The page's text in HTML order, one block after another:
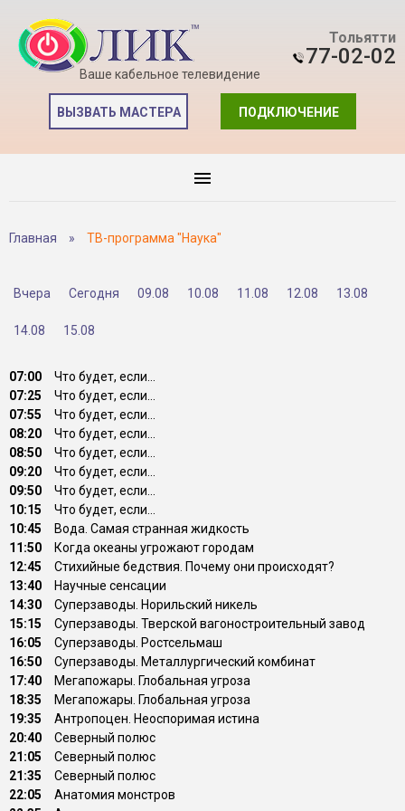
Ваше кабельное телевидение
Тольятти
77-02-02
ПОДКЛЮЧЕНИЕ
ВЫЗВАТЬ МАСТЕРА
Главная » ТВ-программа "Наука"
Вчера Сегодня 09.08 10.08 11.08 12.08 13.08
14.08 15.08
07:00
Что будет, если...
07:25
Что будет, если...
07:55
Что будет, если...
08:20
Что будет, если...
08:50
Что будет, если...
09:20
Что будет, если...
09:50
Что будет, если...
10:15
Что будет, если...
10:45
Вода. Самая странная жидкость
11:50
Когда океаны угрожают городам
12:45
Стихийные бедствия. Почему они происходят?
13:40
Научные сенсации
14:30
Суперзаводы. Норильский никель
15:15
Суперзаводы. Тверской вагоностроительный завод
16:05
Суперзаводы. Ростсельмаш
16:50
Суперзаводы. Металлургический комбинат
17:40
Мегапожары. Глобальная угроза
18:35
Мегапожары. Глобальная угроза
19:35
Антропоцен. Неоспоримая истина
20:40
Северный полюс
21:05
Северный полюс
21:35
Северный полюс
22:05
Анатомия монстров